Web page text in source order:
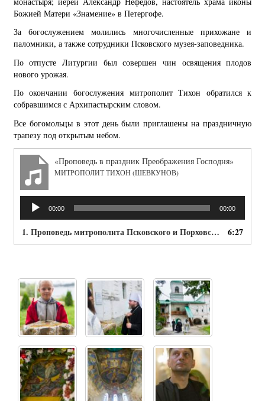
Божией Матери «Знамение» в Петергофе.
За богослужением молились многочисленные прихожане и
паломники, а также сотрудники Псковского музея-заповедника.
По отпусте Литургии был совершен чин освящения плодов
нового урожая.
По окончании богослужения митрополит Тихон обратился к
собравшимся с Архипастырским словом.
Все богомольцы в этот день были приглашены на праздничную
трапезу под открытым небом.
«Проповедь в праздник Преображения Господня»
МИТРОПОЛИТ ТИХОН (ШЕВКУНОВ)
Аудиоплеер
00:00 00:00
1. Проповедь митрополита Псковского и Порховского Тихона в праздник Преображения Господня 6:27